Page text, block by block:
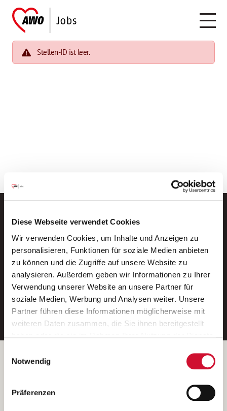
Diese Webseite verwendet Cookies
Wir verwenden Cookies, um Inhalte und Anzeigen zu
personalisieren, Funktionen für soziale Medien anbieten
zu können und die Zugriffe auf unsere Website zu
analysieren. Außerdem geben wir Informationen zu Ihrer
Verwendung unserer Website an unsere Partner für
soziale Medien, Werbung und Analysen weiter. Unsere
Partner führen diese Informationen möglicherweise mit
weiteren Daten zusammen, die Sie ihnen bereitgestellt
Wenn Sie auf „Cookies zulassen“ klicken, so stimmen
Sie der Speicherung sämtlicher Cookies zu. Sie können
Ihre Einwilligung selbstverständlich jederzeit widerrufen,
indem Sie die Cookie-Einstellungen aufrufen und diese
Notwendig
Präferenzen
Stellen-ID ist leer.
Neue Stellen per E-Mail.
Ein kostenloser Service von AWO
Jobs.
E-Mail-Adresse eintragen
Betreiber der Webseite
Kantstraße 45a